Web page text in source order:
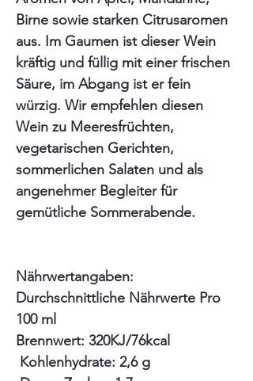
Birne sowie starken Citrusaromen
aus. Im Gaumen ist dieser Wein
kräftig und füllig mit einer frischen
Säure, im Abgang ist er fein
würzig. Wir empfehlen diesen
Wein zu Meeresfrüchten,
vegetarischen Gerichten,
sommerlichen Salaten und als
angenehmer Begleiter für
gemütliche Sommerabende.
Nährwertangaben:
Durchschnittliche Nährwerte Pro
100 ml
Brennwert: 320KJ/76kcal
Kohlenhydrate: 2,6 g